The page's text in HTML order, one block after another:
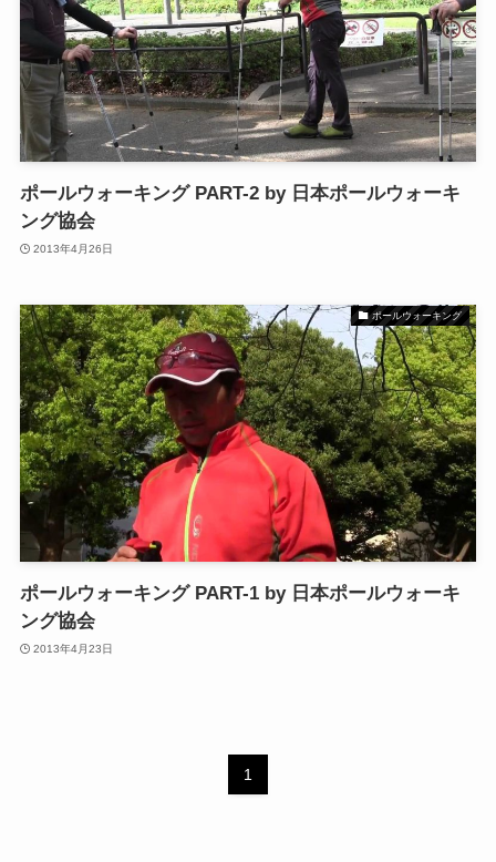
ポールウォーキング PART-2 by 日本ポールウォーキ
ング協会
2013年4月26日
ポールウォーキング
ポールウォーキング PART-1 by 日本ポールウォーキ
ング協会
2013年4月23日
1